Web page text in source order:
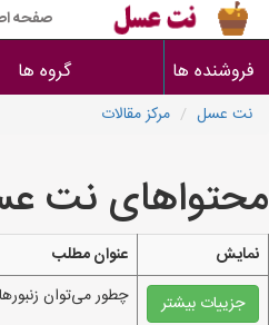
صفحه
فروشنده ها گروه ها
نت عسل مرکز مقالات
محتواهای نت
نمایش عنوان مطلب
جزییات بیشتر
چطور می‌توان